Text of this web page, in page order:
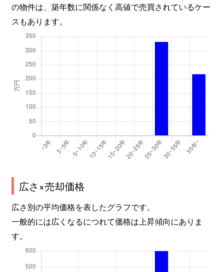
の物件は、築年数に関係なく高値で売買されているケー
スもあります。
広さ×売却価格
広さ別の平均価格を表したグラフです。
一般的には広くなるにつれて価格は上昇傾向にありま
す。